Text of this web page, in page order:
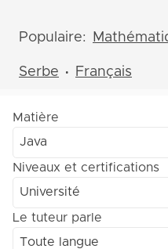
Populaire:
Serbe • Français
Matière
Java
Niveaux et certifications
Université
Le tuteur parle
Toute langue